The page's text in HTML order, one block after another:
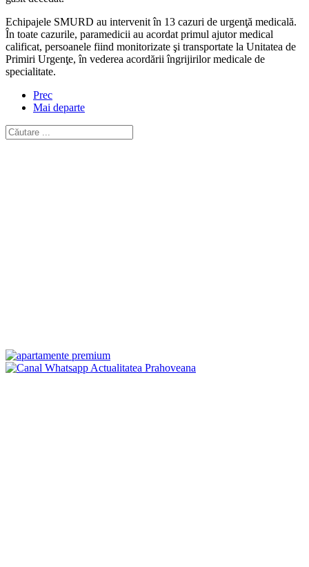
Echipajele SMURD au intervenit în 13 cazuri de urgenţă medicală.
În toate cazurile, paramedicii au acordat primul ajutor medical
calificat, persoanele fiind monitorizate şi transportate la Unitatea de
Primiri Urgenţe, în vederea acordării îngrijirilor medicale de
specialitate.
Prec
Mai departe